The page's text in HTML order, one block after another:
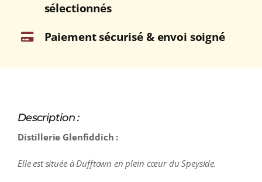
70cl
sélectionnés
Paiement sécurisé & envoi soigné
Description :
Distillerie Glenfiddich :
Elle est située à Dufftown en plein cœur du Speyside.